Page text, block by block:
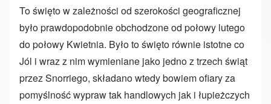
To święto w zależności od szerokości geograficznej
było prawdopodobnie obchodzone od połowy lutego
do połowy Kwietnia. Było to święto równie istotne co
Jól i wraz z nim wymieniane jako jedno z trzech świąt
przez Snorriego, składano wtedy bowiem ofiary za
pomyślność wypraw tak handlowych jak i łupieżczych